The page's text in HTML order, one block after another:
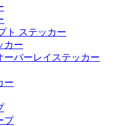
ト ステッカー
カー
ーバーレイステッカー
ー
プ